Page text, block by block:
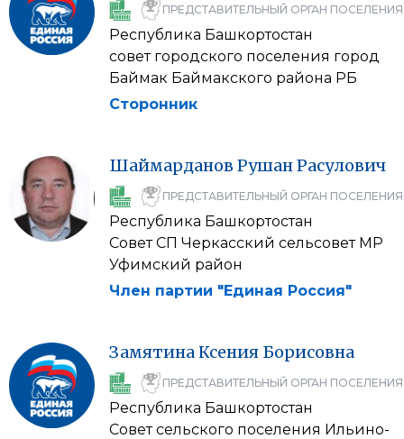
ПРЕДСТАВИТЕЛЬНЫЙ ОРГАН ПОСЕЛЕНИЯ
Республика Башкортостан
совет городского поселения город
Баймак Баймакского района РБ
Сторонник
Шаймарданов РушанРасулович
ПРЕДСТАВИТЕЛЬНЫЙ ОРГАН ПОСЕЛЕНИЯ
Республика Башкортостан
Совет СП Черкасский сельсовет МР
Уфимский район
Член партии "Единая Россия"
Замятина Ксения Борисовна
ПРЕДСТАВИТЕЛЬНЫЙ ОРГАН ПОСЕЛЕНИЯ
Республика Башкортостан
Совет сельского поселения Ильино-